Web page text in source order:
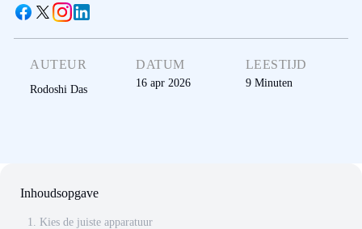
AUTEUR
Rodoshi Das
DATUM
16 apr 2026
LEESTIJD
9 Minuten
Inhoudsopgave
1. Kies de juiste apparatuur